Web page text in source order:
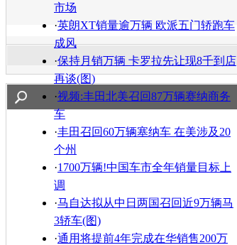
市场
·英朗XT销量逾万辆 欧派五门轿跑车
成风
·保持月销万辆 卡罗拉先让现8千到店
再谈(图)
·视频:丰田北美召回87万辆赛纳商务
车
·丰田召回60万辆塞纳车 在美涉及20
个州
·1700万辆!中国车市全年销量目标上
调
·马自达拟从中日两国召回近9万辆马
3轿车(图)
·通用将提前4年完成在华销售200万